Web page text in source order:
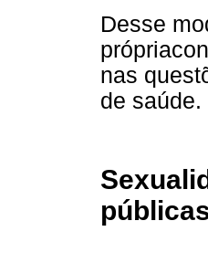
Desse
nas
de saúde.